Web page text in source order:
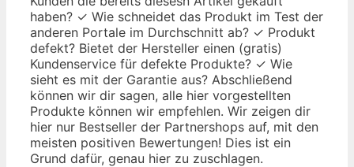
haben? ✓ Wie schneidet das Produkt im Test der
anderen Portale im Durchschnitt ab? ✓ Produkt
defekt? Bietet der Hersteller einen (gratis)
Kundenservice für defekte Produkte? ✓ Wie
sieht es mit der Garantie aus? Abschließend
können wir dir sagen, alle hier vorgestellten
Produkte können wir empfehlen. Wir zeigen dir
hier nur Bestseller der Partnershops auf, mit den
meisten positiven Bewertungen! Dies ist ein
Grund dafür, genau hier zu zuschlagen.